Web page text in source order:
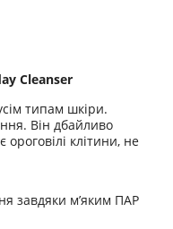
Cleanser
типам шкіри.
Він дбайливо
клітини, не
завдяки м’яким ПАР